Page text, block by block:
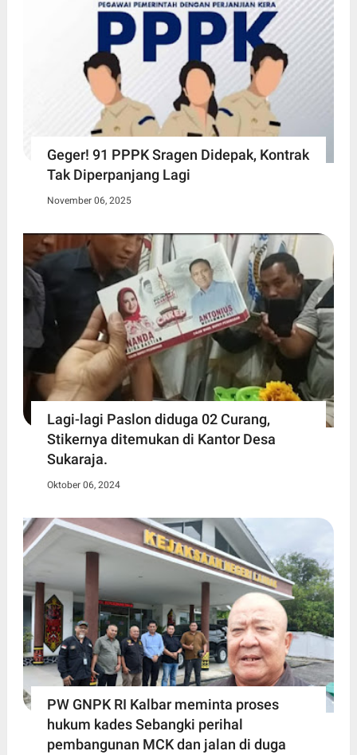
Geger! 91 PPPK Sragen Didepak, Kontrak
Tak Diperpanjang Lagi
November 06, 2025
Lagi-lagi Paslon diduga 02 Curang,
Stikernya ditemukan di Kantor Desa
Sukaraja.
Oktober 06, 2024
PW GNPK RI Kalbar meminta proses
hukum kades Sebangki perihal
pembangunan MCK dan jalan di duga